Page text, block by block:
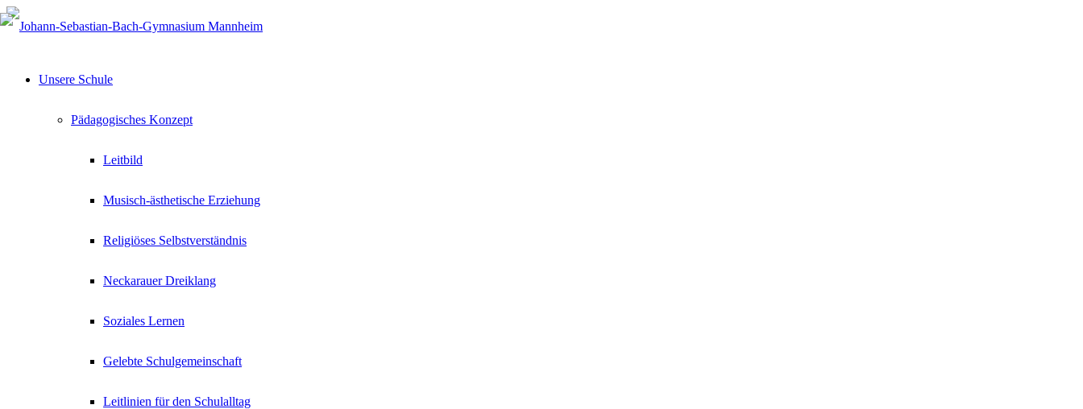
Unsere Schule
Pädagogisches Konzept
Leitbild
Musisch-ästhetische Erziehung
Religiöses Selbstverständnis
Neckarauer Dreiklang
Soziales Lernen
Gelebte Schulgemeinschaft
Leitlinien für den Schulalltag